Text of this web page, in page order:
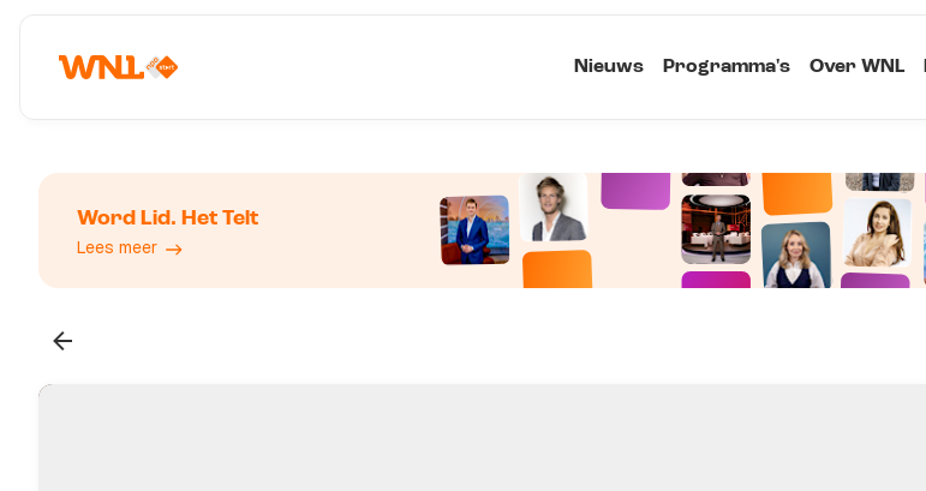
Nieuws Programma's Over WNL
Word Lid. Het Telt
Lees meer